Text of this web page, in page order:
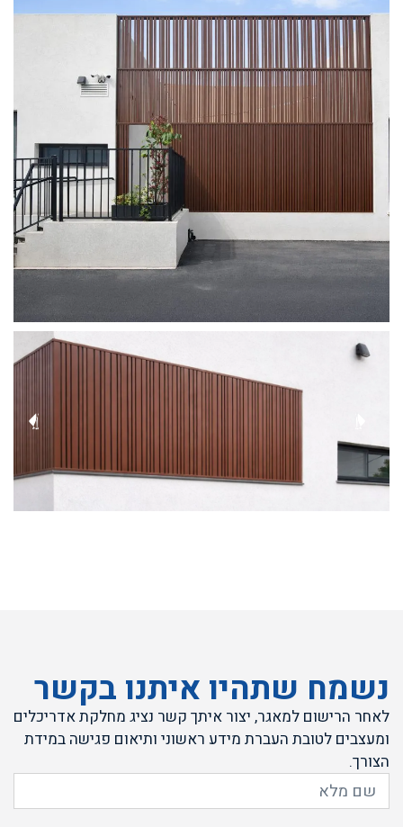
נשמח שתהיו איתנו בקשר
לאחר הרישום למאגר, יצור איתך קשר נציג מחלקת אדריכלים
ומעצבים לטובת העברת מידע ראשוני ותיאום פגישה במידת
הצורך.